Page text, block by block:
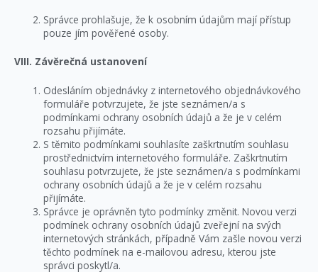
Správce prohlašuje, že k osobním údajům mají přístup
pouze jím pověřené osoby.
VIII. Závěrečná ustanovení
Odesláním objednávky z internetového objednávkového
formuláře potvrzujete, že jste seznámen/a s
podmínkami ochrany osobních údajů a že je v celém
rozsahu přijímáte.
S těmito podmínkami souhlasíte zaškrtnutím souhlasu
prostřednictvím internetového formuláře. Zaškrtnutím
souhlasu potvrzujete, že jste seznámen/a s podmínkami
ochrany osobních údajů a že je v celém rozsahu
přijímáte.
Správce je oprávněn tyto podmínky změnit. Novou verzi
podmínek ochrany osobních údajů zveřejní na svých
internetových stránkách, případně Vám zašle novou verzi
těchto podmínek na e-mailovou adresu, kterou jste
správci poskytl/a.